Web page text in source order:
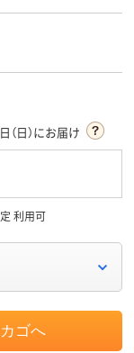
（日）にお届け
利用可
カゴへ